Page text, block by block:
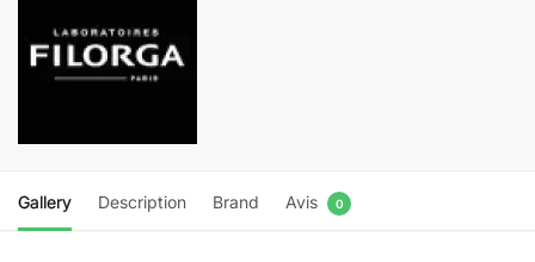
Gallery Description Brand Avis 0